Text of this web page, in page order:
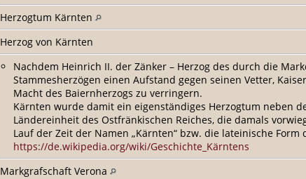
Herzogtum Kärnten
Herzog von Kärnten
Nachdem Heinrich II. der Zänker – Herzog des durch die
Stammesherzögen einen Aufstand gegen seinen Vetter,
Macht des Baiernherzogs zu verringern.
Kärnten wurde damit ein eigenständiges Herzogtum neben
Ländereinheit des Ostfränkischen Reiches, die damals
Lauf der Zeit der Namen „Kärnten“ bzw. die lateinische
https://de.wikipedia.org/wiki/Geschichte_Kärntens
Markgrafschaft Verona